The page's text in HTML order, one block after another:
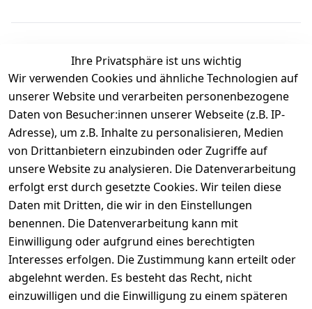
Kundenbewertungen
Durchschnittliche Bewertung
0
Basierend auf 0 Bewertung(en)
Bewertung abgeben
( 0 )
4
( 0 )
3
( 0 )
2
( 0 )
1
( 0 )
Ihre Privatsphäre ist uns wichtig
Wir verwenden Cookies und ähnliche Technologien auf
unserer Website und verarbeiten personenbezogene
Daten von Besucher:innen unserer Webseite (z.B. IP-
Adresse), um z.B. Inhalte zu personalisieren, Medien
von Drittanbietern einzubinden oder Zugriffe auf
unsere Website zu analysieren. Die Datenverarbeitung
erfolgt erst durch gesetzte Cookies. Wir teilen diese
Daten mit Dritten, die wir in den Einstellungen
benennen. Die Datenverarbeitung kann mit
Einwilligung oder aufgrund eines berechtigten
Interesses erfolgen. Die Zustimmung kann erteilt oder
abgelehnt werden. Es besteht das Recht, nicht
einzuwilligen und die Einwilligung zu einem späteren